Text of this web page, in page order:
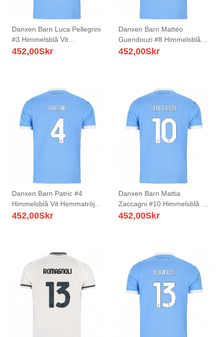
Danxen Barn Luca Pellegrini
#3 Himmelsblå Vit
Hemmatröja Matchtröjor
452,00Skr
Danxen Barn Mattéo
Guendouzi #8 Himmelsblå
Vit Hemmatröja Matchtröjor
452,00Skr
Danxen Barn Patric #4
Himmelsblå Vit Hemmatröja
Matchtröjor 2025/26 Tröjor
452,00Skr
Danxen Barn Mattia
Zaccagni #10 Himmelsblå Vit
Hemmatröja Matchtröjor
452,00Skr